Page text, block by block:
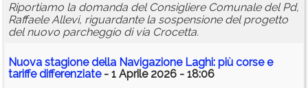
Riportiamo la domanda del Consigliere Comunale del Pd,
Raffaele Allevi, riguardante la sospensione del progetto
del nuovo parcheggio di via Crocetta.
Nuova stagione della Navigazione Laghi: più corse e
tariffe differenziate- 1 Aprile 2026 - 18:06